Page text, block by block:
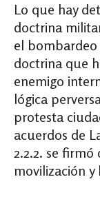
Lo que hay
doctrina
el bombardeo
doctrina que
enemigo
lógica
protesta
acuerdos de
2.2.2. se
movilización